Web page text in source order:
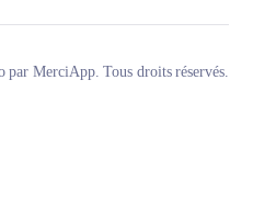
MerciApp. Tous droits réservés.